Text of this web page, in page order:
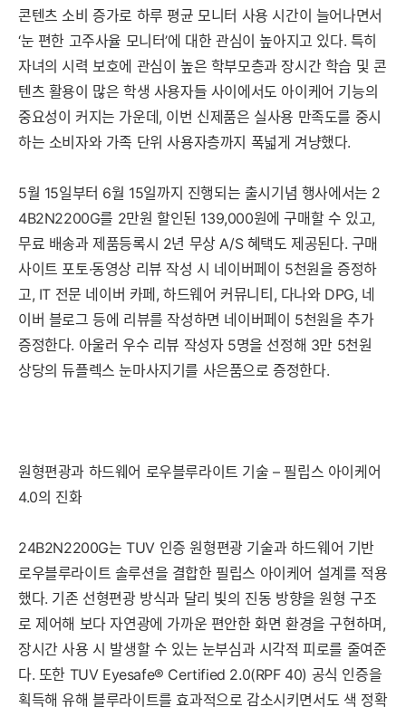
콘텐츠 소비 증가로 하루 평균 모니터 사용 시간이 늘어나면서
‘눈 편한 고주사율 모니터’에 대한 관심이 높아지고 있다. 특히
자녀의 시력 보호에 관심이 높은 학부모층과 장시간 학습 및 콘
텐츠 활용이 많은 학생 사용자들 사이에서도 아이케어 기능의
중요성이 커지는 가운데, 이번 신제품은 실사용 만족도를 중시
하는 소비자와 가족 단위 사용자층까지 폭넓게 겨냥했다.
5월 15일부터 6월 15일까지 진행되는 출시기념 행사에서는 2
4B2N2200G를 2만원 할인된 139,000원에 구매할 수 있고,
무료 배송과 제품등록시 2년 무상 A/S 혜택도 제공된다. 구매
사이트 포토·동영상 리뷰 작성 시 네이버페이 5천원을 증정하
고, IT 전문 네이버 카페, 하드웨어 커뮤니티, 다나와 DPG, 네
이버 블로그 등에 리뷰를 작성하면 네이버페이 5천원을 추가
증정한다. 아울러 우수 리뷰 작성자 5명을 선정해 3만 5천원
상당의 듀플렉스 눈마사지기를 사은품으로 증정한다.
원형편광과 하드웨어 로우블루라이트 기술 – 필립스 아이케어
4.0의 진화
24B2N2200G는 TUV 인증 원형편광 기술과 하드웨어 기반
로우블루라이트 솔루션을 결합한 필립스 아이케어 설계를 적용
했다. 기존 선형편광 방식과 달리 빛의 진동 방향을 원형 구조
로 제어해 보다 자연광에 가까운 편안한 화면 환경을 구현하며,
장시간 사용 시 발생할 수 있는 눈부심과 시각적 피로를 줄여준
다. 또한 TUV Eyesafe® Certified 2.0(RPF 40) 공식 인증을
획득해 유해 블루라이트를 효과적으로 감소시키면서도 색 정확